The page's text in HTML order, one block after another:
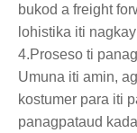
bukod a freight
lohistika iti
4.Proseso ti
Umuna iti amin,
kostumer para iti
panagpataud